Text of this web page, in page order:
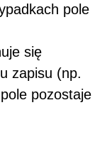
pole
się
zapisu (np.
pozostaje